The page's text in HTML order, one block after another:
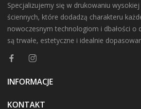
Specjalizujemy się w drukowaniu
ściennych, które dodadzą charakteru
nowoczesnym technologiom i dbałości o
są trwałe, estetyczne i idealnie
INFORMACJE
KONTAKT